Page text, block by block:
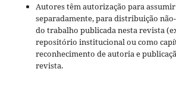
Autores têm autorização para
separadamente, para distribuição
do trabalho publicada nesta revista
repositório institucional ou como
reconhecimento de autoria e
revista.